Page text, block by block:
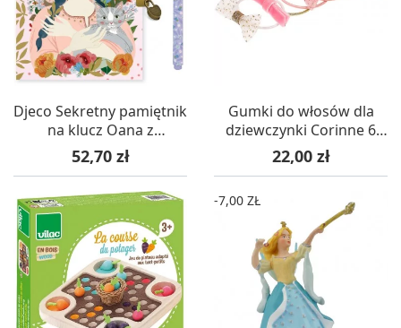
Djeco Sekretny pamiętnik
na klucz Oana z
magicznym długopisem
Cena
52,70 zł
Gumki do włosów dla
dziewczynki Corinne 6
sztuk, Souza!
Cena
22,00 zł
-7,00 ZŁ